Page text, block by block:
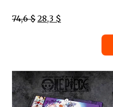
74,6 $ 28,3 $